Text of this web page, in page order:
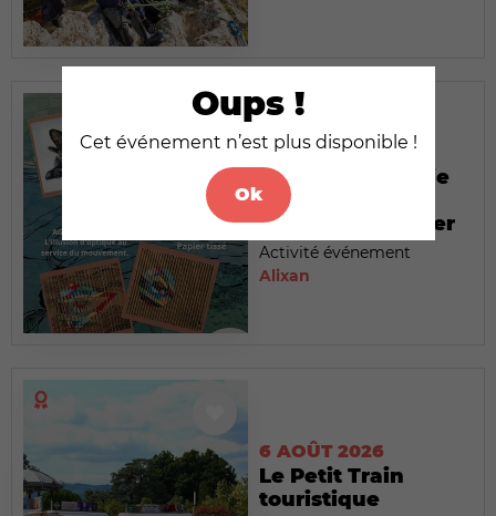
Oups !
Cet événement n’est plus disponible !
Ok
6 AOÛT 2026
Exposition : Lydie
Mathon &
Raymond Deydier
Activité événement
Alixan
6 AOÛT 2026
Le Petit Train
touristique